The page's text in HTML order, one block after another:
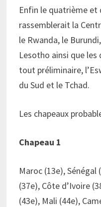
Enfin le quatrième et
rassemblerait la
le Rwanda, le
Lesotho ainsi que
tout préliminaire,
du Sud et le Tchad.
Les chapeaux
Chapeau 1
Maroc (13e),
(37e), Côte d’Ivoire
(43e), Mali (44e),